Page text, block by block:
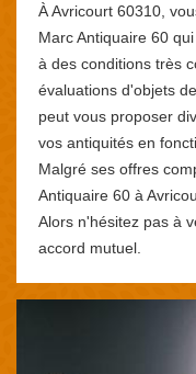
À Avricourt 60310,
Marc Antiquaire 60
à des conditions très
évaluations d'objets
peut vous proposer
vos antiquités en
Malgré ses offres
Antiquaire 60 à
Alors n'hésitez pas à
accord mutuel.